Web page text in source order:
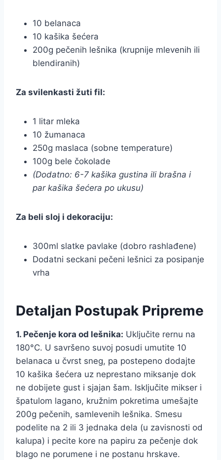
10 belanaca
10 kašika šećera
200g pečenih lešnika (krupnije mlevenih ili
blendiranih)
Za svilenkasti žuti fil:
1 litar mleka
10 žumanaca
250g maslaca (sobne temperature)
100g bele čokolade
(Dodatno: 6-7 kašika gustina ili brašna i
par kašika šećera po ukusu)
Za beli sloj i dekoraciju:
300ml slatke pavlake (dobro rashlađene)
Dodatni seckani pečeni lešnici za posipanje
vrha
Detaljan Postupak Pripreme
1. Pečenje kora od lešnika: Uključite rernu na
180°C. U savršeno suvoj posudi umutite 10
belanaca u čvrst sneg, pa postepeno dodajte
10 kašika šećera uz neprestano miksanje dok
ne dobijete gust i sjajan šam. Isključite mikser i
špatulom lagano, kružnim pokretima umešajte
200g pečenih, samlevenih lešnika. Smesu
podelite na 2 ili 3 jednaka dela (u zavisnosti od
kalupa) i pecite kore na papiru za pečenje dok
blago ne porumene i ne postanu hrskave.